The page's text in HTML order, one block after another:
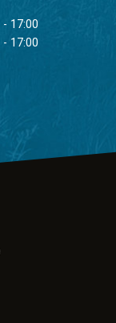
- 17:00
- 17:00